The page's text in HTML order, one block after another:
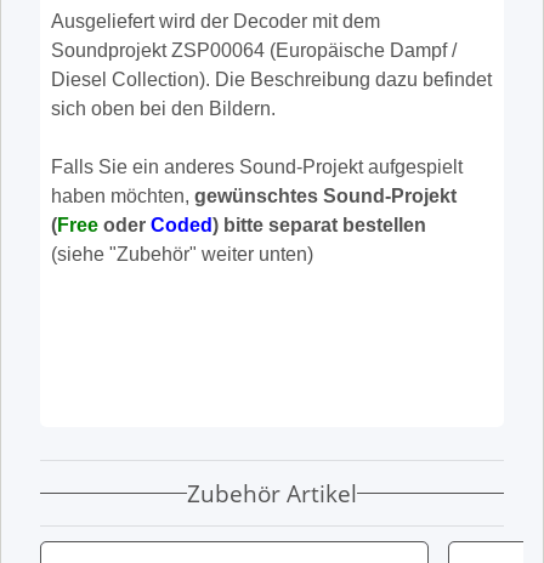
Ausgeliefert wird der Decoder mit dem
Soundprojekt ZSP00064 (Europäische Dampf /
Diesel Collection). Die Beschreibung dazu befindet
sich oben bei den Bildern.
Falls Sie ein anderes Sound-Projekt aufgespielt
haben möchten, gewünschtes Sound-Projekt
(Freeoder Coded) bitte separat bestellen
(siehe "Zubehör" weiter unten)
Zubehör Artikel